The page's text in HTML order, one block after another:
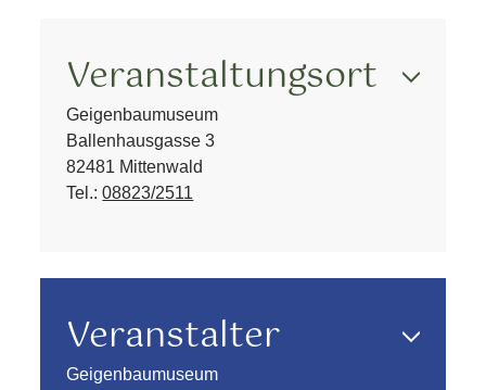
Veranstaltungsort
Geigenbaumuseum
Ballenhausgasse 3
82481 Mittenwald
Tel.:08823/2511
Veranstalter
Geigenbaumuseum